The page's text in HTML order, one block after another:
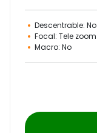
Descentrable: No
Focal: Tele zoom
Macro: No